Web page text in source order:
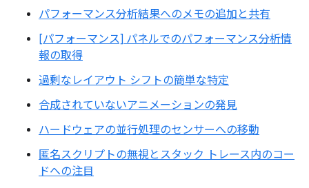
パフォーマンス分析結果へのメモの追加と共有
[パフォーマンス] パネルでのパフォーマンス分析情
報の取得
過剰なレイアウト シフトの簡単な特定
合成されていないアニメーションの発見
ハードウェアの並行処理のセンサーへの移動
匿名スクリプトの無視とスタック トレース内のコー
ドへの注目